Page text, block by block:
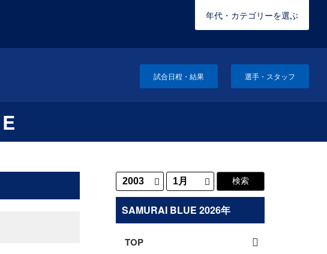
年代・カテゴリーを選ぶ
試合日程・結果 選手・スタッフ
SAMURAI BLUE 2026年
TOP